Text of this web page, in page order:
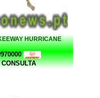
HURRICANE